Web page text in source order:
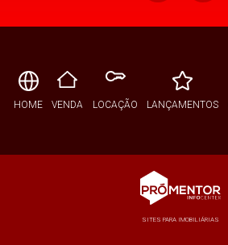
HOME VENDA LOCAÇÃO LANÇAMENTOS
SITES PARA IMOBILIÁRIAS